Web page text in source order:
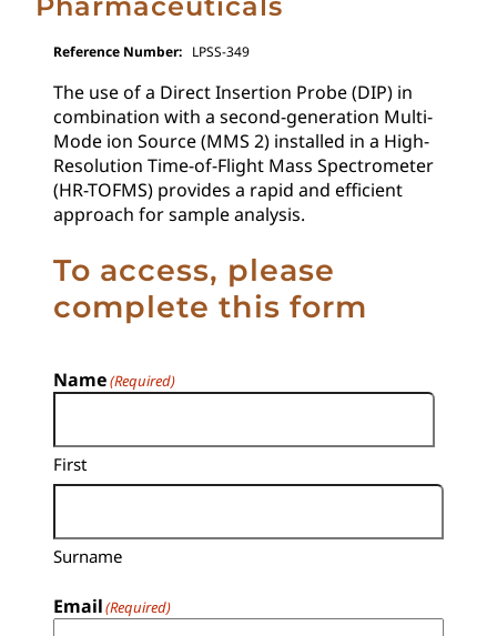
Reference Number: LPSS-349
The use of a Direct Insertion Probe (DIP) in
combination with a second-generation Multi-
Mode ion Source (MMS 2) installed in a High-
Resolution Time-of-Flight Mass Spectrometer
(HR-TOFMS) provides a rapid and efficient
approach for sample analysis.
To access, please
complete this form
Name(Required)
First
Surname
Email(Required)